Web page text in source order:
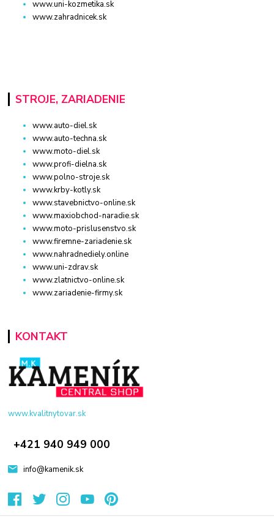
www.uni-kozmetika.sk
www.zahradnicek.sk
STROJE, ZARIADENIE
www.auto-diel.sk
www.auto-techna.sk
www.moto-diel.sk
www.profi-dielna.sk
www.polno-stroje.sk
www.krby-kotly.sk
www.stavebnictvo-online.sk
www.maxiobchod-naradie.sk
www.moto-prislusenstvo.sk
www.firemne-zariadenie.sk
www.nahradnediely.online
www.uni-zdrav.sk
www.zlatnictvo-online.sk
www.zariadenie-firmy.sk
KONTAKT
www.kvalitnytovar.sk
+421 940 949 000
info@kamenik.sk